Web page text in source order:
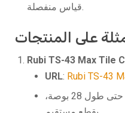
قياس منفصلة.
Rubi TS-43 Max Tile
URL: Rubi TS-43
: مثالي لقطع بلاط الزجاج حتى طول 28 بوصة،